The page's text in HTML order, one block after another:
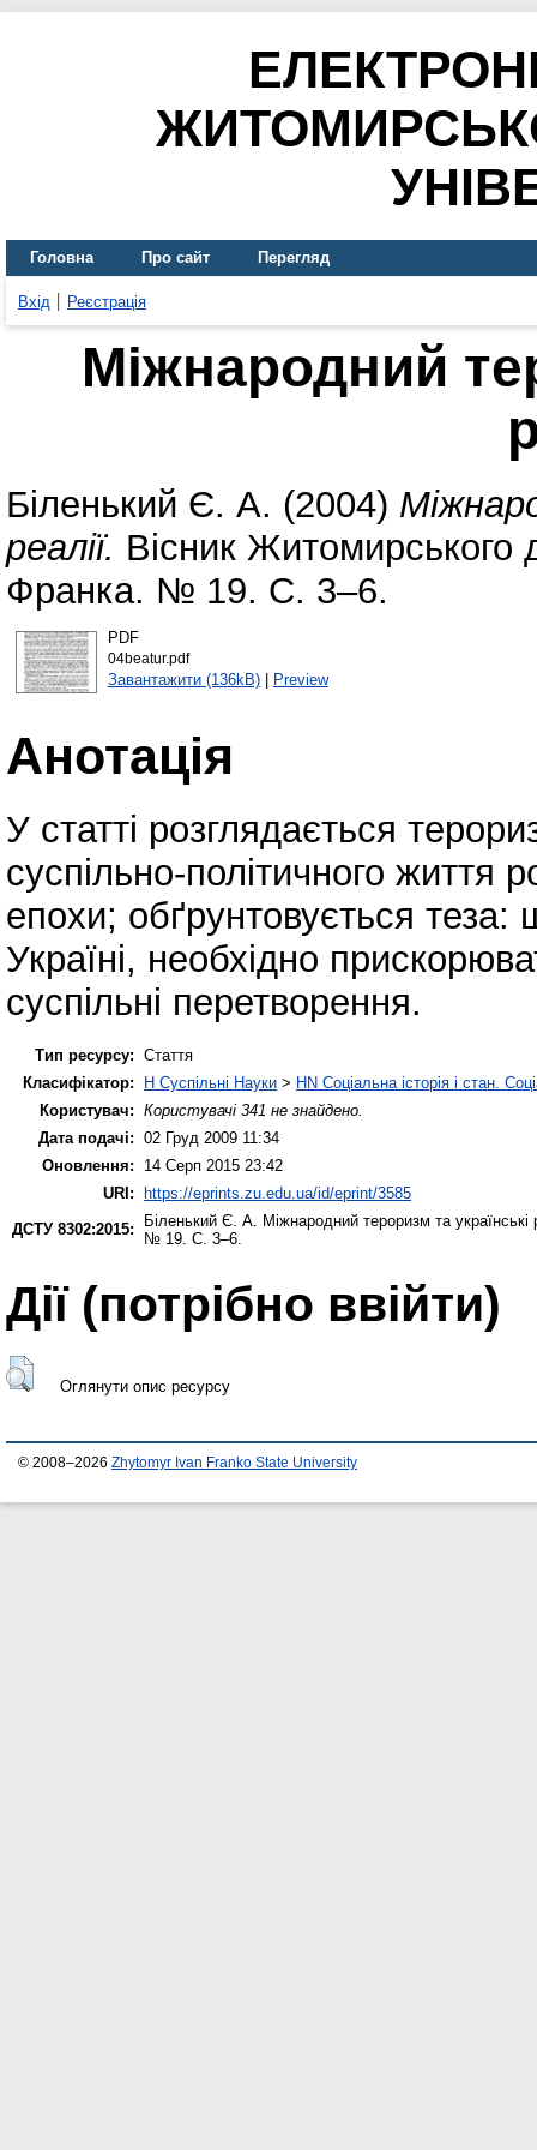
Головна Про сайт Перегляд
Вхід Реєстрація
Міжнародний
Біленький Є. А. (2004)
реалії. Вісник Житомирського
Франка. № 19. С. 3–6.
PDF
04beatur.pdf
Завантажити (136kB)| Preview
Анотація
У статті розглядається
суспільно-політичного життя
епохи; обґрунтовується
Україні, необхідно
суспільні перетворення.
Тип ресурсу: Стаття
Класифікатор:
H Суспільні Науки > HN Соціальна історія і стан.
Користувач: Користувачі 341 не знайдено.
Дата подачі: 02 Груд 2009 11:34
Оновлення:
14 Серп 2015 23:42
URI: https://eprints.zu.edu.ua/id/eprint/3585
ДСТУ 8302:2015:
Біленький Є. А. Міжнародний тероризм та українські
№ 19. С. 3–6.
Дії ​​(потрібно ввійти)
Оглянути опис ресурсу
© 2008–2026 Zhytomyr Ivan Franko State University